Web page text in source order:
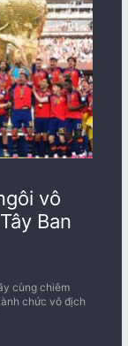
vô
Ban
cùng chiêm
chức vô địch